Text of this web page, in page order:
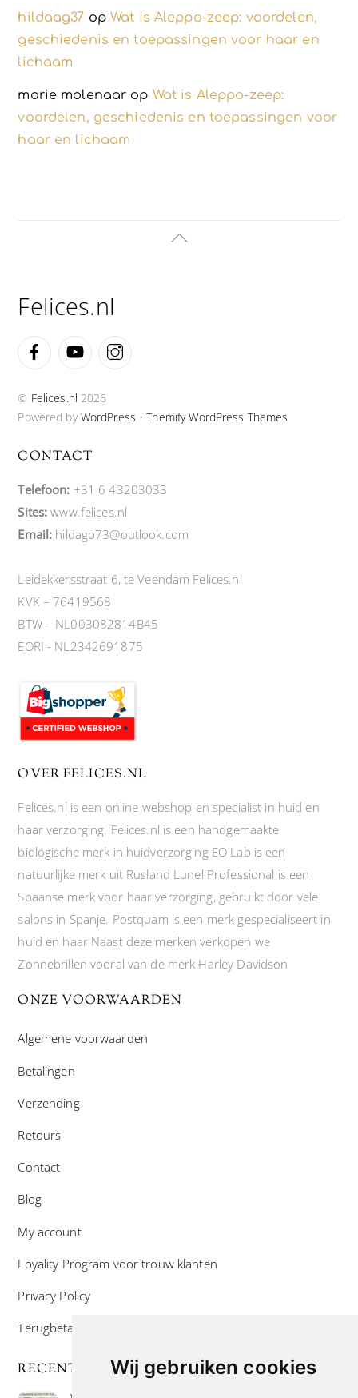
Wij gebruiken cookies
hildaag37 opWat is Aleppo-zeep: voordelen,
geschiedenis en toepassingen voor haar en
lichaam
marie molenaar op Wat is Aleppo-zeep:
voordelen, geschiedenis en toepassingen voor
haar en lichaam
Back
Felices.nl
FacebookYouTube
© Felices.nl 2026
Powered byWordPress •Themify WordPress Themes
CONTACT
Telefoon: +31 6 43203033
Sites: www.felices.nl
Email: hildago73@outlook.com
Leidekkersstraat 6, te Veendam Felices.nl
KVK – 76419568
BTW – NL003082814B45
EORI - NL2342691875
OVER FELICES.NL
Felices.nl is een online webshop en specialist in huid en
haar verzorging. Felices.nl is een handgemaakte
biologische merk in huidverzorging EO Lab is een
natuurlijke merk uit Rusland Lunel Professional is een
Spaanse merk voor haar verzorging, gebruikt door vele
salons in Spanje. Postquam is een merk gespecialiseert in
huid en haar Naast deze merken verkopen we
Zonnebrillen vooral van de merk Harley Davidson
ONZE VOORWAARDEN
Algemene voorwaarden
Betalingen
Verzending
Retours
Contact
Blog
My account
Loyality Program voor trouw klanten
Privacy Policy
Terugbetaal- en retourneringsbeleid
RECENTE POSTS